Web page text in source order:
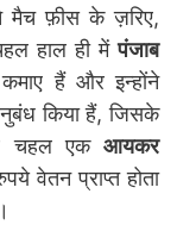
मैच फ़ीस के ज़रिए,
हाल ही मेंपंजाब
हैं और इन्होंने
किया हैं, जिसके
चहल एक आयकर
वेतन प्राप्त होता